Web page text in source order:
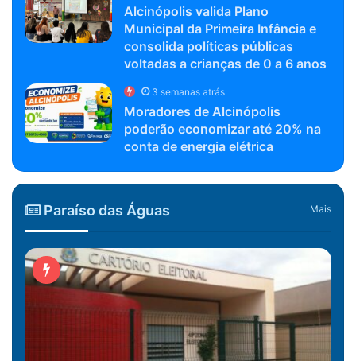
Alcinópolis valida Plano
Municipal da Primeira Infância e
consolida políticas públicas
voltadas a crianças de 0 a 6 anos
3 semanas atrás
Moradores de Alcinópolis
poderão economizar até 20% na
conta de energia elétrica
Paraíso das Águas Mais